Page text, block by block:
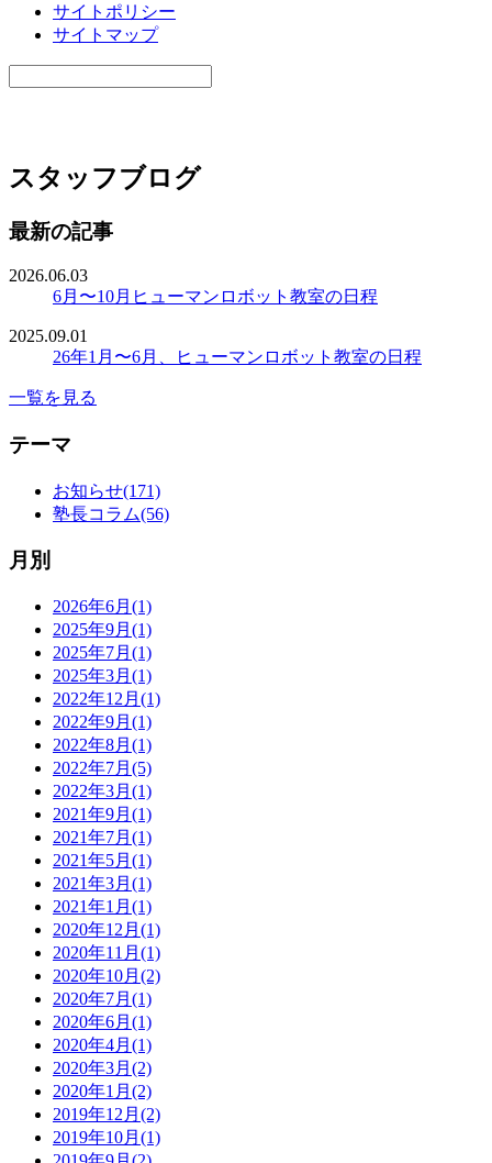
サイトポリシー
サイトマップ
スタッフブログ
最新の記事
2026.06.03
6月〜10月ヒューマンロボット教室の日程
2025.09.01
26年1月〜6月、ヒューマンロボット教室の日程
一覧を見る
テーマ
お知らせ(171)
塾長コラム(56)
月別
2026年6月(1)
2025年9月(1)
2025年7月(1)
2025年3月(1)
2022年12月(1)
2022年9月(1)
2022年8月(1)
2022年7月(5)
2022年3月(1)
2021年9月(1)
2021年7月(1)
2021年5月(1)
2021年3月(1)
2021年1月(1)
2020年12月(1)
2020年11月(1)
2020年10月(2)
2020年7月(1)
2020年6月(1)
2020年4月(1)
2020年3月(2)
2020年1月(2)
2019年12月(2)
2019年10月(1)